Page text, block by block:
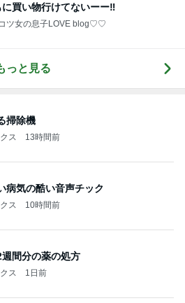
に買い物行けてないーー‼︎
ツ女の息子LOVE blog♡♡
っと見る
掃除機
ス 13時間前
病気の酷い音声チック
ス 10時間前
間分の薬の処方
ス 1日前